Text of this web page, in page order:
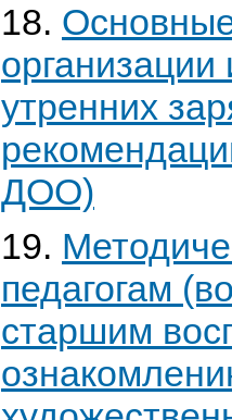
18.
утренних
ДОО)
19.
педагогам
старшим